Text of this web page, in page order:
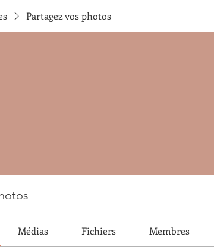
Partagez vos photos
Médias Fichiers Membres